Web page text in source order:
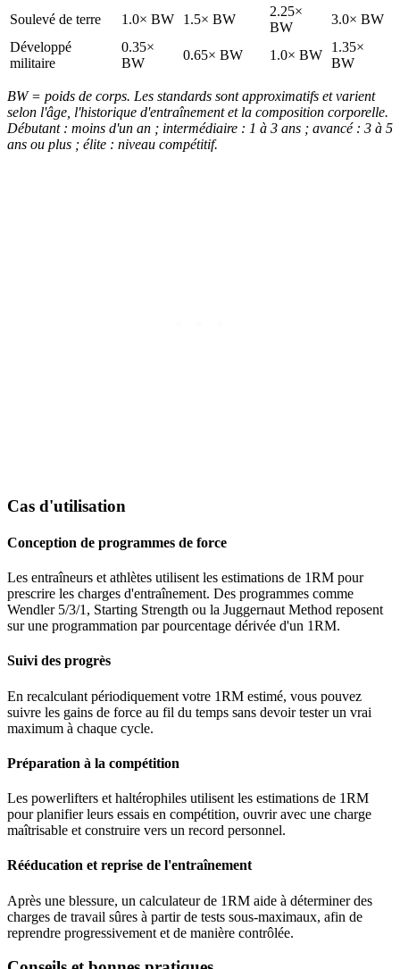
Soulevé de terre 1.0× BW 1.5× BW
2.25×
BW
3.0× BW
Développé
militaire
0.35×
BW
0.65× BW 1.0× BW
1.35×
BW
BW = poids de corps. Les standards sont approximatifs et varient
selon l'âge, l'historique d'entraînement et la composition corporelle.
Débutant : moins d'un an ; intermédiaire : 1 à 3 ans ; avancé : 3 à 5
ans ou plus ; élite : niveau compétitif.
Cas d'utilisation
Conception de programmes de force
Les entraîneurs et athlètes utilisent les estimations de 1RM pour
prescrire les charges d'entraînement. Des programmes comme
Wendler 5/3/1, Starting Strength ou la Juggernaut Method reposent
sur une programmation par pourcentage dérivée d'un 1RM.
Suivi des progrès
En recalculant périodiquement votre 1RM estimé, vous pouvez
suivre les gains de force au fil du temps sans devoir tester un vrai
maximum à chaque cycle.
Préparation à la compétition
Les powerlifters et haltérophiles utilisent les estimations de 1RM
pour planifier leurs essais en compétition, ouvrir avec une charge
maîtrisable et construire vers un record personnel.
Rééducation et reprise de l'entraînement
Après une blessure, un calculateur de 1RM aide à déterminer des
charges de travail sûres à partir de tests sous-maximaux, afin de
reprendre progressivement et de manière contrôlée.